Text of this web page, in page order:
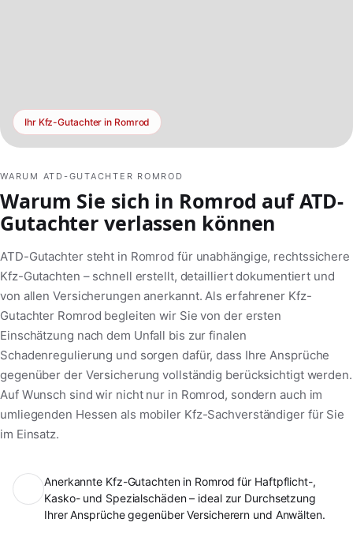
Ihr Kfz-Gutachter in Romrod
WARUM ATD-GUTACHTER ROMROD
Warum Sie sich in Romrod auf ATD-
Gutachter verlassen können
ATD-Gutachter steht in Romrod für unabhängige, rechtssichere
Kfz-Gutachten – schnell erstellt, detailliert dokumentiert und
von allen Versicherungen anerkannt. Als erfahrener Kfz-
Gutachter Romrod begleiten wir Sie von der ersten
Einschätzung nach dem Unfall bis zur finalen
Schadenregulierung und sorgen dafür, dass Ihre Ansprüche
gegenüber der Versicherung vollständig berücksichtigt werden.
Auf Wunsch sind wir nicht nur in Romrod, sondern auch im
umliegenden Hessen als mobiler Kfz-Sachverständiger für Sie
im Einsatz.
Anerkannte Kfz-Gutachten in Romrod für Haftpflicht-,
Kasko- und Spezialschäden – ideal zur Durchsetzung
Ihrer Ansprüche gegenüber Versicherern und Anwälten.